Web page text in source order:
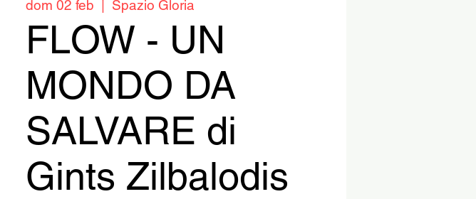
dom 02 feb Spazio Gloria
FLOW - UN
MONDO DA
SALVARE di
Gints Zilbalodis